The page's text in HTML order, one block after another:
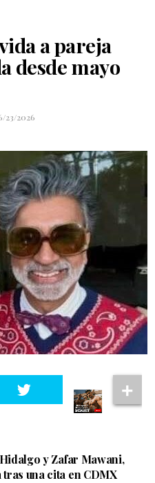
a pareja
desde mayo
23/2026
y Zafar Mawani,
una cita en CDMX